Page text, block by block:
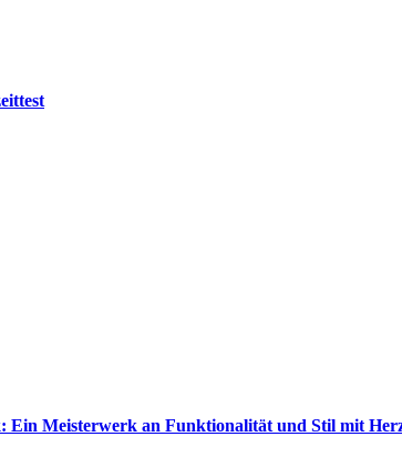
Ein Meisterwerk an Funktionalität und Stil mit